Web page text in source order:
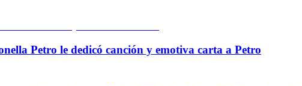
Petro le dedicó canción y emotiva carta a Petro